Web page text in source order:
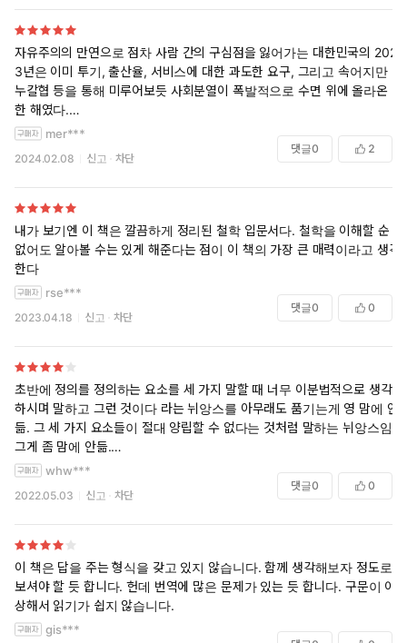
대원을 죽음으로 몰았기에 잘못된 결정으로 보인다. 그렇다면 목동
들이 탈레반의 강요에 못 이겨 미군의 위치를 알려 주었다면? 다시
부대원의 희생을 막기 위해 죄 없는 사람들을 죽였어야 하는가의 도
덕적인 문제가 제기된다. 또한 이러한 시각은 우리가 어떤 공동체
에 살고 있는지에 따라 달라질 수도 있다. 저자는 딜레마에 대해 고
민하다 보면 옳은 행동과 바람직한 삶을 위해 어떤 식으로 도덕적 주
장을 전개해야 하는지 깨닫게 된다고 말한다. 저자는 “민주 사회에
서 살다 보면 정의와 부당함에 관한 이견들을 많이 접하게 된다”고
둘러싼 주장들이 경쟁하는 딜레마적 사례를 바탕으로 구성했다. 딜
원리를 찾는 것이 매우 중요하다. 또한 다양한 사람들의 입장과 관
점의 차이를 깨달을 필요가 있다. 이 책에 등장하는 아리스토텔레
스, 칸트, 밀, 롤스와 같은 사상가들이 이야기한 정의를 둘러싼 원칙
은 우리의 철학적 기반을 다지는 좋은 재료가 된다. 이 책의 진정한
목적은 독자들로 하여금 정의에 대한 자신의 견해를 정립하고 비판
적으로 검토하도록 만들어, 자신이 무엇을 왜 그렇게 생각하는지 알
도록 하는 데 있다.
저자는 여기에 그치지 않는다. 정치 철학이란 세상을 올바르게 살
아가기 위한 투쟁이다. 정의를 둘러싼 논쟁은 수 없이 되풀이되며,
우리의 판단과 원칙 사이에서 접점을 찾고 편견의 타래에 머물지
않기 위해 여럿이 함께 대화에 참여하라고 촉구한다. 저자는 “행
동의 세계에서 이성의 영역으로, 다시 이성의 영역에서 행동의
세계로 마음을 돌리는 것이 바로 도덕적 사고의 근간을 형성한
들도, 이 책을 읽는 독자들도 위대한 사상가들과 어깨를 나란히
하며 자신의 논리를 펼쳐나갈 수 있음을 보여준다. 마이클 샌델 역
시 롤스의 정의 이론의 장단점을 지적하고 보완하며 새로운 대안
을 탐구하는 철학자다. 자유적 공동체주의 입장에서 롤스의 장점
을 수용하면서도, 롤스의 자유주의의 한계를 넘어서는 입장을 체
자유주의의 만연으로 점차 사람 간의 구심점을 잃어가는 대한민국의 202
3년은 이미 투기, 출산율, 서비스에 대한 과도한 요구, 그리고 속어지만
누칼협 등을 통해 미루어보듯 사회분열이 폭발적으로 수면 위에 올라온
한 해였다.
오바마 정권(2008년~2016년) 당시 미국에서는 공동선(Common Goo
d)에 대한 토론과 논의가 활발해졌는데, 집필년도는 조금 더 앞서지만 키
***튼과 린다랩스틱의 역사는 왜 가르쳐야하는가(Teaching History for
the Common Good)와 이 책 마이클 샌델의 정의란 무엇인가가 우리나
라에 본격적으로 알려진 시기를 떠올려보면 당시 ‘자유적 공동체주의’의
필요성이 많이 거론되었음을 알 수 있다.
의 가능성과 본질을 믿고 끝까지 참여하고 시민으로서의 권리를 행사하
라고 당부하며 임기를 마쳤다. 키***튼과 린다랩스틱 또한 역사를 배움으
유주의의 한계를 지적하며 사회적 문제에 대한 만능철학은 존재하지 않
으며, 상황에 따라 공동체가 함께 숙고하며 판단하는 것이 더 타당하다는
것을 강조한다.
오늘날 정치갈등, 빈부갈등, 남녀갈등, 세대갈등 등으로 커뮤니티에서 온
갖 비방이 난무하며 사회분열이 극에 달한 우리나라에는 마이클 샌델의
자유적 공동체주의가 그 어느때보다도 필요해보인다. 하지만 미국도 트
침체가 가장 심각한 이슈이며 철학과 인문학은 결국 시민들에게 ‘빵’을 먹
여줄 수 없다는 점에서 차순위로 밀릴 수 밖에 없는 안타까운 사회의 모습
을 보여주고 있다.
mer***
2024.02.08 신고 차단
댓글0 2
내가 보기엔 이 책은 깔끔하게 정리된 철학 입문서다. 철학을 이해할 순
없어도 알아볼 수는 있게 해준다는 점이 이 책의 가장 큰 매력이라고 생각
한다
rse***
2023.04.18 신고 차단
댓글0 0
초반에 정의를 정의하는 요소를 세 가지 말할 때 너무 이분법적으로 생각
하시며 말하고 그런 것이다 라는 뉘앙스를 아무래도 품기는게 영 맘에 안
듦. 그 세 가지 요소들이 절대 양립할 수 없다는 것처럼 말하는 뉘앙스임.
그게 좀 맘에 안듦.
예를 들면 읽어보면 분명 자유를 선택하면 미덕을 선택할 수 없다는 듯이
그런식의 말이 많아서 그런 것이다 라는 정보를 전달하려는 것 같아 기대
치 이하임.
그치만 생각을 많이 할 수 있게 하는 책이라는 점에서 4점 헷
whw***
2022.05.03 신고 차단
댓글0 0
이 책은 답을 주는 형식을 갖고 있지 않습니다. 함께 생각해보자 정도로
보셔야 할 듯 합니다. 헌데 번역에 많은 문제가 있는 듯 합니다. 구문이 이
상해서 읽기가 쉽지 않습니다.
gis***